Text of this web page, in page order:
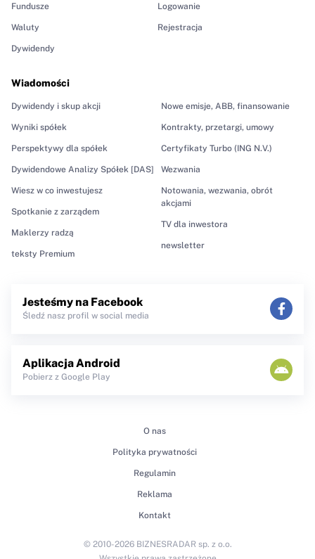
Fundusze
Waluty
Dywidendy
Wiadomości
Dywidendy i skup akcji
Wyniki spółek
Perspektywy dla spółek
Dywidendowe Analizy Spółek [DAS]
Wiesz w co inwestujesz
Spotkanie z zarządem
Maklerzy radzą
teksty Premium
Nowe emisje, ABB, finansowanie
Kontrakty, przetargi, umowy
Certyfikaty Turbo (ING N.V.)
Wezwania
Notowania, wezwania, obrót
akcjami
TV dla inwestora
newsletter
Logowanie
Rejestracja
Jesteśmy na Facebook
Śledź nasz profil w social media
Aplikacja Android
Pobierz z Google Play
O nas
Polityka prywatności
Regulamin
Reklama
Kontakt
© 2010-2026 BIZNESRADAR sp. z o.o.